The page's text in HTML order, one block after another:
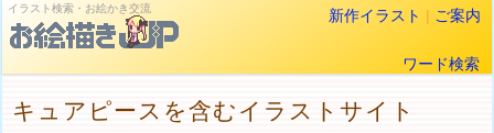
イラスト検索・お絵かき交流 新作イラスト | ご案内
ワード検索
キュアピースを含むイラストサイト